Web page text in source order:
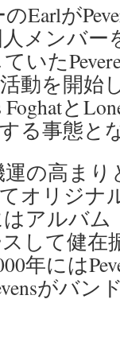
Earlが
メンバ
いた
動を開始
と
る事態と
の高まり
オリジ
アルバム
して健在
年には
がバン